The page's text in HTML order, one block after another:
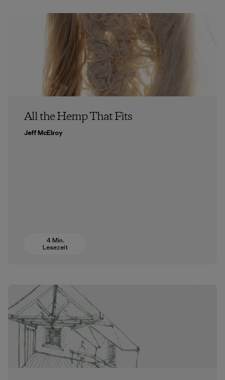
All the Hemp That Fits
Jeff McElroy
4 Min.
Lesezeit